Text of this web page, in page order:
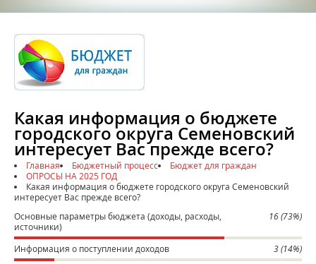
Какая информация о бюджете
городского округа Семеновский
интересует Вас прежде всего?
Главная Бюджетный процесс
Бюджет для граждан
ОПРОСЫ НА 2025 ГОД
Какая информация о бюджете городского округа Семеновский
интересует Вас прежде всего?
16 (73%)
Основные параметры бюджета (доходы, расходы,
источники)
3 (14%)
Информация о поступлении доходов